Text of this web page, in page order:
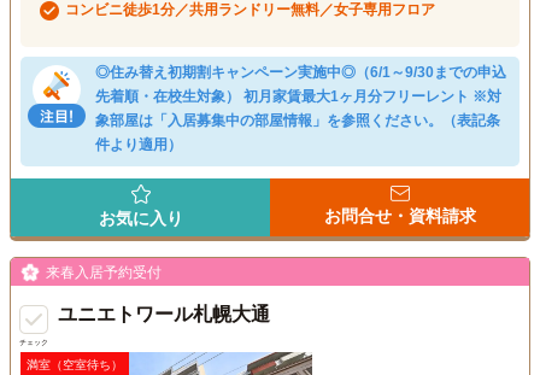
コンビニ徒歩1分／共用ランドリー無料／女子専用フロア
◎住み替え初期割キャンペーン実施中◎（6/1～9/30までの申込
先着順・在校生対象） 初月家賃最大1ヶ月分フリーレント ※対
象部屋は「入居募集中の部屋情報」を参照ください。（表記条
件より適用）
お気に入り お問合せ・資料請求
チェック
来春入居予約受付
ユニエトワール札幌大通
満室（空室待ち）